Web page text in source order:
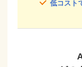
低コスト